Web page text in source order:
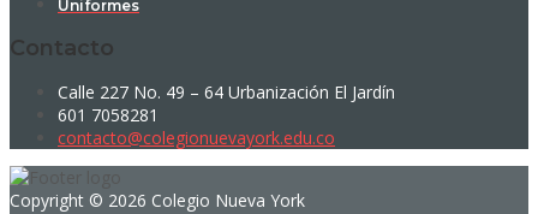
Uniformes
Contacto
Calle 227 No. 49 – 64 Urbanización El Jardín
601 7058281
contacto@colegionuevayork.edu.co
Copyright © 2026 Colegio Nueva York